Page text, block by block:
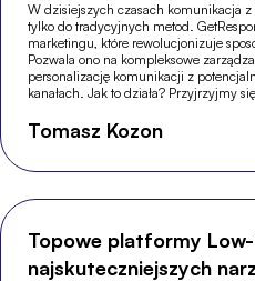
W dzisiejszych czasach komunikacja
tylko do tradycyjnych metod.
marketingu, które rewolucjonizuje
Pozwala ono na kompleksowe
personalizację komunikacji z
kanałach. Jak to działa? Przyjrzyjmy
Tomasz Kozon
Topowe platformy
najskuteczniejszych